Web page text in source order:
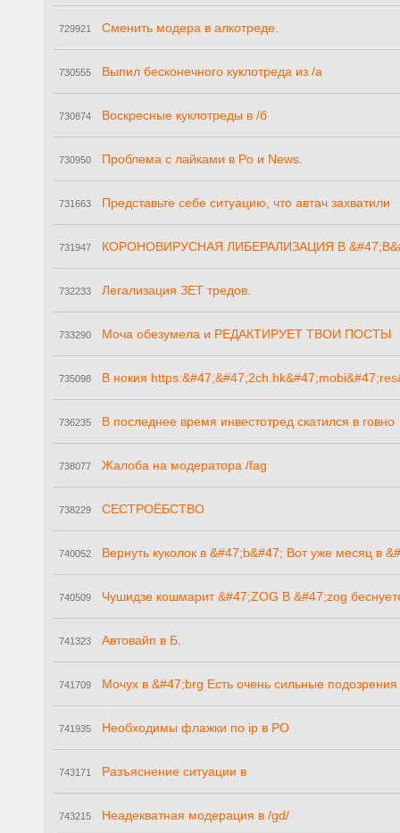
729921 Сменить модера в алкотреде.
730555 Выпил бесконечного куклотреда из /a
730874 Воскресные куклотреды в /б
730950 Проблема с лайками в Po и News.
731663 Представьте себе ситуацию, что автач захватили
731947 КОРОНОВИРУСНАЯ ЛИБЕРАЛИЗАЦИЯ В
732233 Легализация ЗЕТ тредов.
733290 Моча обезумела и РЕДАКТИРУЕТ ТВОИ ПОСТЫ
735098 В нокия
736235 В последнее время инвестотред скатился в говно
738077 Жалоба на модератора /fag
738229 СЕСТРОЁБСТВО
740052 Вернуть куколок в &#47;b&#47; Вот уже месяц в
740509 Чушидзе кошмарит &#47;ZOG В &#47;zog
741323 Автовайп в Б.
741709 Мочух в &#47;brg Есть очень сильные
741935 Необходимы флажки по ip в PO
743171 Разъяснение ситуации в
743215 Неадекватная модерация в /gd/